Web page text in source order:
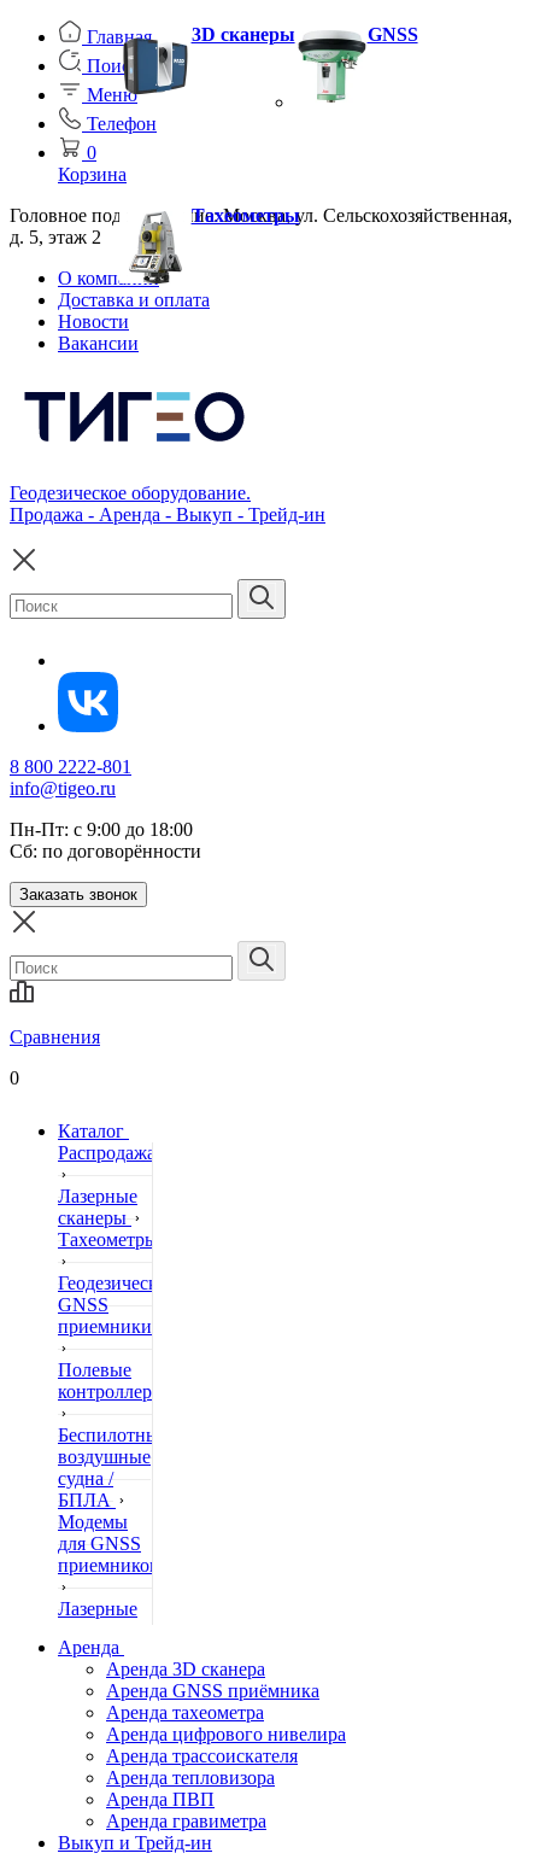
Главная
Поиск
Меню
Телефон
0
Корзина
Головное подразделение: Москва, ул. Сельскохозяйственная,
д. 5, этаж 2
О компании
Доставка и оплата
Новости
Вакансии
Геодезическое оборудование.
Продажа - Аренда - Выкуп - Трейд-ин
8 800 2222-801
info@tigeo.ru
Пн-Пт: с 9:00 до 18:00
Сб: по договорённости
Заказать звонок
Сравнения
0
Каталог
Распродажа
Лазерные
сканеры
Тахеометры
Геодезические
GNSS
приемники
Полевые
контроллеры
Беспилотные
воздушные
судна /
БПЛА
Модемы
для GNSS
приемников
Лазерные
Нивелиры
Теодолиты
Трассоискатели
Неразрушающий
контроль
Аксессуары
3D сканеры GNSS
Тахеометры
Аренда
Аренда 3D сканера
Аренда GNSS приёмника
Аренда тахеометра
Аренда цифрового нивелира
Аренда трассоискателя
Аренда тепловизора
Аренда ПВП
Аренда гравиметра
Выкуп и Трейд-ин